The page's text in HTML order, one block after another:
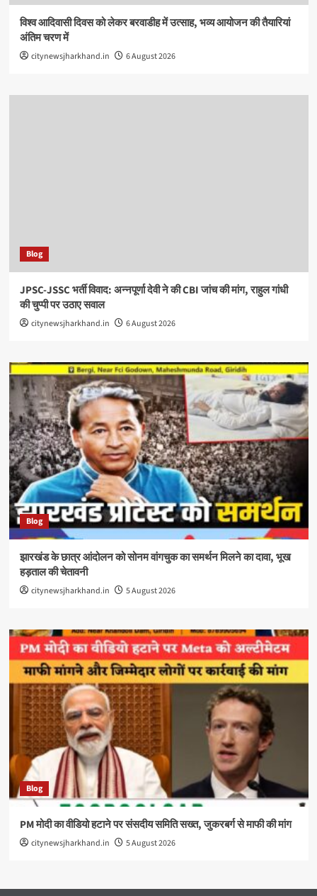
विश्व आदिवासी दिवस को लेकर बरवाडीह में उत्साह, भव्य आयोजन की तैयारियां
अंतिम चरण में
citynewsjharkhand.in 6 August 2026
Blog
JPSC-JSSC भर्ती विवाद: अन्नपूर्णा देवी ने की CBI जांच की मांग, राहुल गांधी
की चुप्पी पर उठाए सवाल
citynewsjharkhand.in 6 August 2026
Blog
झारखंड के छात्र आंदोलन को सोनम वांगचुक का समर्थन मिलने का दावा, भूख
हड़ताल की चेतावनी
citynewsjharkhand.in 5 August 2026
Blog
PM मोदी का वीडियो हटाने पर संसदीय समिति सख्त, जुकरबर्ग से माफी की मांग
citynewsjharkhand.in 5 August 2026